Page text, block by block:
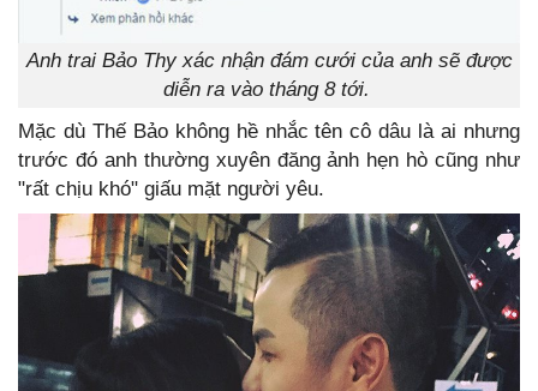
Anh trai Bảo Thy xác nhận đám cưới của anh sẽ được
diễn ra vào tháng 8 tới.
Mặc dù Thế Bảo không hề nhắc tên cô dâu là ai nhưng
trước đó anh thường xuyên đăng ảnh hẹn hò cũng như
"rất chịu khó" giấu mặt người yêu.